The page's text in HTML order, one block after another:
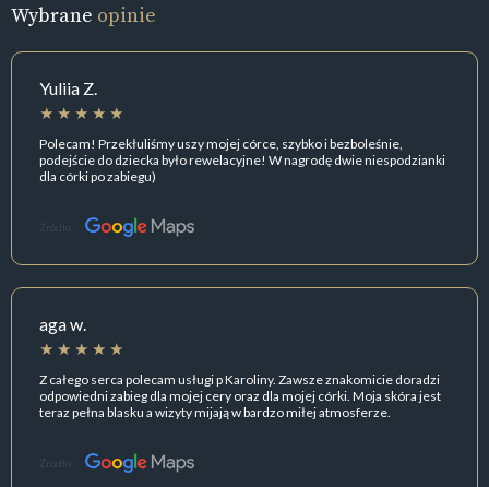
Wybrane opinie
Yuliia Z.
Polecam! Przekłuliśmy uszy mojej córce, szybko i bezboleśnie,
podejście do dziecka było rewelacyjne! W nagrodę dwie niespodzianki
dla córki po zabiegu)
Źródło:
aga w.
Z całego serca polecam usługi p Karoliny. Zawsze znakomicie doradzi
odpowiedni zabieg dla mojej cery oraz dla mojej córki. Moja skóra jest
teraz pełna blasku a wizyty mijają w bardzo miłej atmosferze.
Źródło: